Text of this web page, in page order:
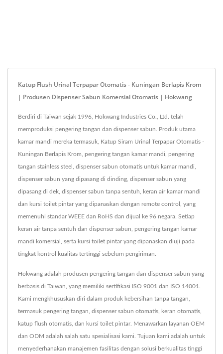
Katup Flush Urinal Terpapar Otomatis - Kuningan Berlapis Krom
| Produsen Dispenser Sabun Komersial Otomatis | Hokwang
Berdiri di Taiwan sejak 1996, Hokwang Industries Co., Ltd. telah
memproduksi pengering tangan dan dispenser sabun. Produk utama
kamar mandi mereka termasuk, Katup Siram Urinal Terpapar Otomatis -
Kuningan Berlapis Krom, pengering tangan kamar mandi, pengering
tangan stainless steel, dispenser sabun otomatis untuk kamar mandi,
dispenser sabun yang dipasang di dinding, dispenser sabun yang
dipasang di dek, dispenser sabun tanpa sentuh, keran air kamar mandi
dan kursi toilet pintar yang dipanaskan dengan remote control, yang
memenuhi standar WEEE dan RoHS dan dijual ke 96 negara. Setiap
keran air tanpa sentuh dan dispenser sabun, pengering tangan kamar
mandi komersial, serta kursi toilet pintar yang dipanaskan diuji pada
tingkat kontrol kualitas tertinggi sebelum pengiriman.
Hokwang adalah produsen pengering tangan dan dispenser sabun yang
berbasis di Taiwan, yang memiliki sertifikasi ISO 9001 dan ISO 14001.
Kami mengkhususkan diri dalam produk kebersihan tanpa tangan,
termasuk pengering tangan, dispenser sabun otomatis, keran otomatis,
katup flush otomatis, dan kursi toilet pintar. Menawarkan layanan OEM
dan ODM adalah salah satu spesialisasi kami. Tujuan kami adalah untuk
menyederhanakan manajemen fasilitas dengan solusi berkualitas tinggi